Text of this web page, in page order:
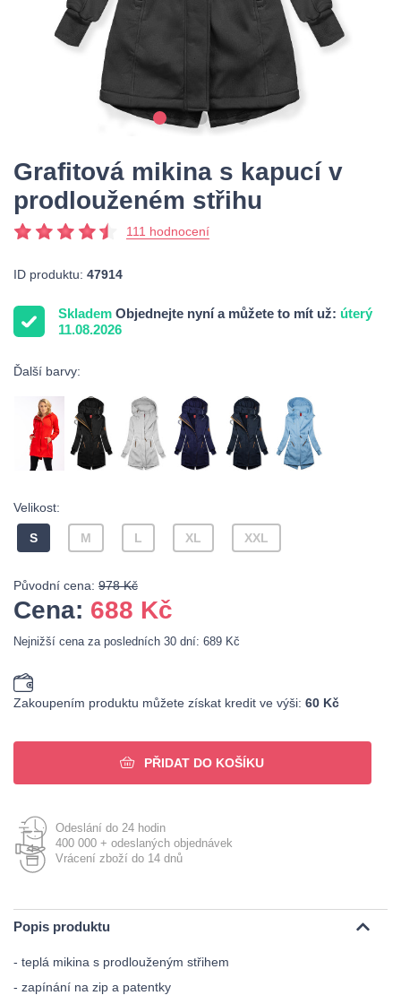
Grafitová mikina s kapucí v
prodlouženém střihu
111 hodnocení
ID produktu: 47914
Skladem Objednejte nyní a můžete to mít už: úterý
11.08.2026
Ďalší barvy:
Velikost:
S M L XL XXL
Původní cena: 978 Kč
Cena: 688 Kč
Nejnižší cena za posledních 30 dní: 689 Kč
Zakoupením produktu můžete získat kredit ve výši: 60 Kč
PŘIDAT DO KOŠÍKU
Odeslání do 24 hodin
400 000 + odeslaných objednávek
Vrácení zboží do 14 dnů
Popis produktu
- teplá mikina s prodlouženým střihem
- zapínání na zip a patentky